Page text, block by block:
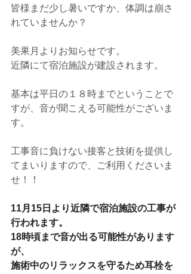
皆様まだ少し暑いですか、体調は崩さ
れていませんか？
美果月よりお知らせです。
近隣にて宿泊施設が建設されます。
基本は平日の１８時までということで
すが、音が聞こえる可能性がございま
す。
工事音に負けない接客と技術を提供し
てまいりますので、ご利用くださいま
せ！！
11月15日より近隣で宿泊施設の工事が
行われます。
18時頃まで音が出る可能性があります
が、
施術中のリラックスを守るため耳栓を